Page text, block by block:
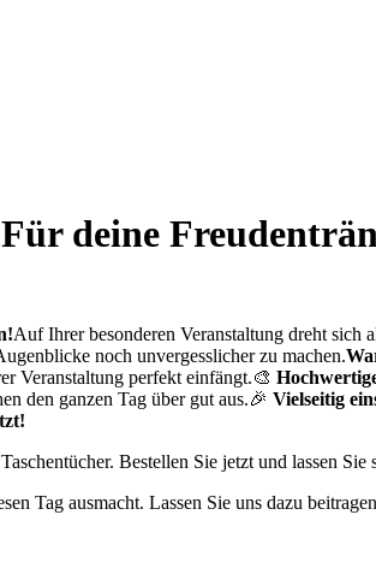
deine
Auf Ihrer besonderen Veranstaltung dreht sich
noch unvergesslicher zu machen.
Veranstaltung perfekt einfängt.🎨
den ganzen Tag über gut aus.🎉 Vielseitig
Bestellen Sie jetzt und lassen
Tag ausmacht. Lassen Sie uns dazu